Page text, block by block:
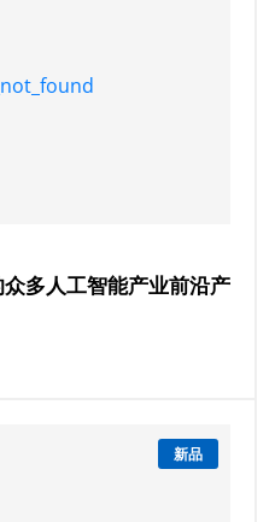
多人工智能产业前沿产
新品